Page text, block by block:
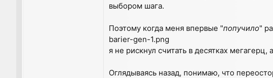
выбором шага.
Поэтому когда меня впервые "попучило"
barier-gen-1.png
я не рискнул считать в десятках мегагерц,
Оглядываясь назад, понимаю, что